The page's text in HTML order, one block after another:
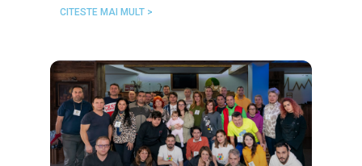
CITESTE MAI MULT >